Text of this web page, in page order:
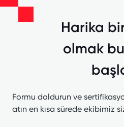
Harika
olmak
Formu doldurun ve
atın en kısa sürede ekibimiz